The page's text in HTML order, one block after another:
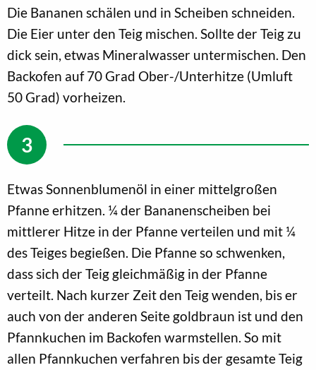
Die Bananen schälen und in Scheiben schneiden.
Die Eier unter den Teig mischen. Sollte der Teig zu
dick sein, etwas Mineralwasser untermischen. Den
Backofen auf 70 Grad Ober-/Unterhitze (Umluft
50 Grad) vorheizen.
Etwas Sonnenblumenöl in einer mittelgroßen
Pfanne erhitzen. ¼ der Bananenscheiben bei
mittlerer Hitze in der Pfanne verteilen und mit ¼
des Teiges begießen. Die Pfanne so schwenken,
dass sich der Teig gleichmäßig in der Pfanne
verteilt. Nach kurzer Zeit den Teig wenden, bis er
auch von der anderen Seite goldbraun ist und den
Pfannkuchen im Backofen warmstellen. So mit
allen Pfannkuchen verfahren bis der gesamte Teig